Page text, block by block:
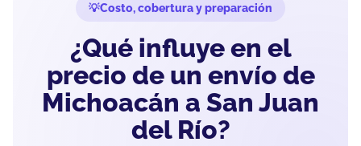
Costo, cobertura y preparación
¿Qué influye en el
precio de un envío de
Michoacán a San Juan
del Río?